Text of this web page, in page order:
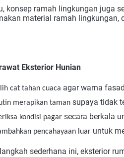
konsep ramah lingkungan juga
material ramah
Eksterior Hunian
cat tahan cuaca agar warna
merapikan taman supaya tidak
kondisi pagar secara berkala
pencahayaan luar untuk
sederhana ini, eksterior